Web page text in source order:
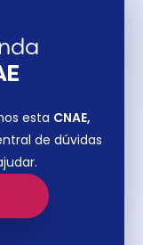
esta CNAE,
de dúvidas